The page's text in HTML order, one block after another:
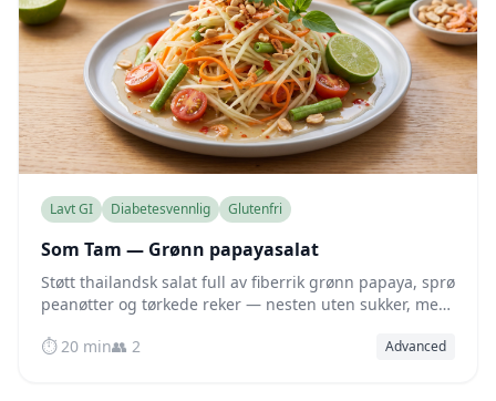
Lavt GI Diabetesvennlig Glutenfri
Som Tam — Grønn papayasalat
Støtt thailandsk salat full av fiberrik grønn papaya, sprø
peanøtter og tørkede reker — nesten uten sukker, men
⏱️ 20 min👥 2 Advanced